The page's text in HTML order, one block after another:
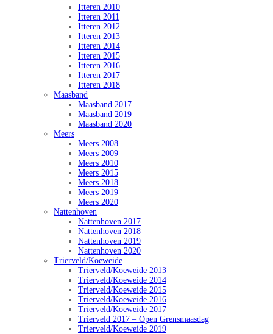
Itteren 2010
Itteren 2011
Itteren 2012
Itteren 2013
Itteren 2014
Itteren 2015
Itteren 2016
Itteren 2017
Itteren 2018
Maasband
Maasband 2017
Maasband 2019
Maasband 2020
Meers
Meers 2008
Meers 2009
Meers 2010
Meers 2015
Meers 2018
Meers 2019
Meers 2020
Nattenhoven
Nattenhoven 2017
Nattenhoven 2018
Nattenhoven 2019
Nattenhoven 2020
Trierveld/Koeweide
Trierveld/Koeweide 2013
Trierveld/Koeweide 2014
Trierveld/Koeweide 2015
Trierveld/Koeweide 2016
Trierveld/Koeweide 2017
Trierveld 2017 – Open Grensmaasdag
Trierveld/Koeweide 2019